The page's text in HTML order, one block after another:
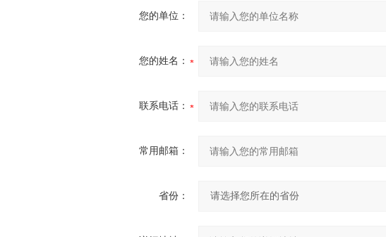
您的单位：
您的姓名：
联系电话：
常用邮箱：
省份：